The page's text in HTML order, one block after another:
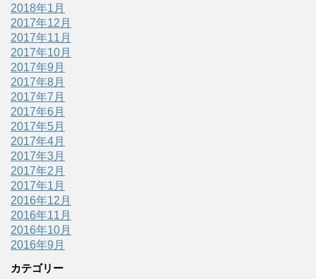
2018年1月
2017年12月
2017年11月
2017年10月
2017年9月
2017年8月
2017年7月
2017年6月
2017年5月
2017年4月
2017年3月
2017年2月
2017年1月
2016年12月
2016年11月
2016年10月
2016年9月
カテゴリー